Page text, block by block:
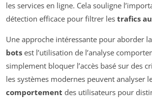
les services en ligne. Cela souligne
détection efficace pour filtrer les trafics
Une approche intéressante pour aborder
bots est l’utilisation de l’analyse
simplement bloquer l’accès basé sur des
les systèmes modernes peuvent analyser
comportement des utilisateurs pour